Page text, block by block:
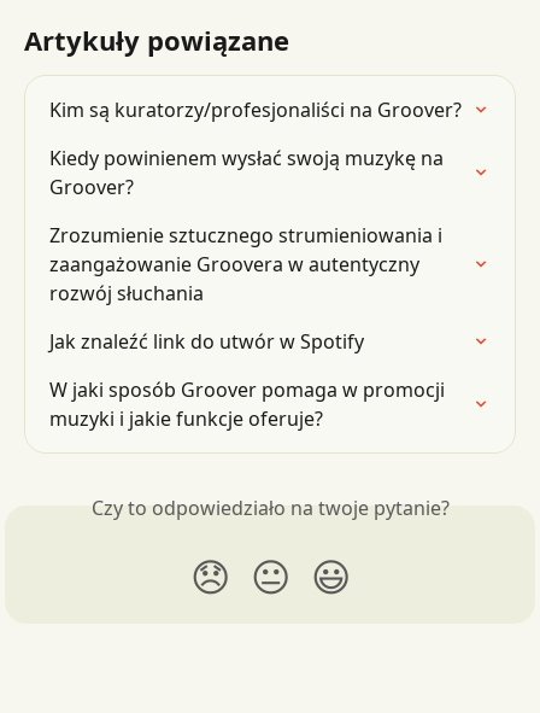
Artykuły powiązane
Kim są kuratorzy/profesjonaliści na Groover?
Kiedy powinienem wysłać swoją muzykę na
Groover?
Zrozumienie sztucznego strumieniowania i
zaangażowanie Groovera w autentyczny
rozwój słuchania
Jak znaleźć link do utwór w Spotify
W jaki sposób Groover pomaga w promocji
muzyki i jakie funkcje oferuje?
Czy to odpowiedziało na twoje pytanie?
😞 😐 😃